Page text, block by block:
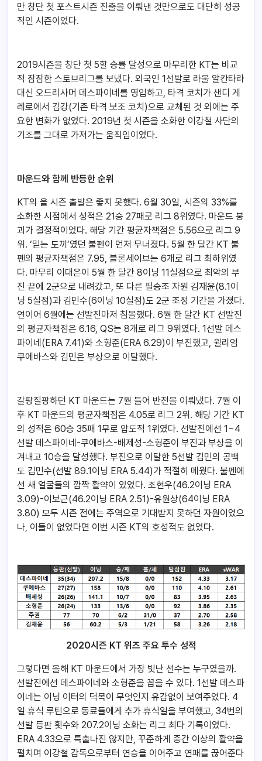
만 창단 첫 포스트시즌 진출을 이뤄낸 것만으로도 대단히 성공
적인 시즌이었다.
2019시즌을 창단 첫 5할 승률 달성으로 마무리한 KT는 비교
적 잠잠한 스토브리그를 보냈다. 외국인 1선발로 라울 알칸타라
대신 오드리사머 데스파이네를 영입하고, 타격 코치가 샌디 게
레로에서 김강(기존 타격 보조 코치)으로 교체된 것 외에는 주
요한 변화가 없었다. 2019년 첫 시즌을 소화한 이강철 사단의
기조를 그대로 가져가는 움직임이었다.
마운드와 함께 반등한 순위
KT의 올 시즌 출발은 좋지 못했다. 6월 30일, 시즌의 33%를
소화한 시점에서 성적은 21승 27패로 리그 8위였다. 마운드 붕
괴가 결정적이었다. 해당 기간 평균자책점은 5.56으로 리그 9
위. ‘믿는 도끼’였던 불펜이 먼저 무너졌다. 5월 한 달간 KT 불
펜의 평균자책점은 7.95, 블론세이브는 6개로 리그 최하위였
다. 마무리 이대은이 5월 한 달간 8이닝 11실점으로 최악의 부
진 끝에 2군으로 내려갔고, 또 다른 필승조 자원 김재윤(8.1이
닝 5실점)과 김민수(6이닝 10실점)도 2군 조정 기간을 가졌다.
연이어 6월에는 선발진마저 침몰했다. 6월 한 달간 KT 선발진
의 평균자책점은 6.16, QS는 8개로 리그 9위였다. 1선발 데스
파이네(ERA 7.41)와 소형준(ERA 6.29)이 부진했고, 윌리엄
쿠에바스와 김민은 부상으로 이탈했다.
갈팡질팡하던 KT 마운드는 7월 들어 반전을 이뤄냈다. 7월 이
후 KT 마운드의 평균자책점은 4.05로 리그 2위. 해당 기간 KT
의 성적은 60승 35패 1무로 압도적 1위였다. 선발진에선 1~4
선발 데스파이네-쿠에바스-배제성-소형준이 부진과 부상을 이
겨내고 10승을 달성했다. 부진으로 이탈한 5선발 김민의 공백
도 김민수(선발 89.1이닝 ERA 5.44)가 적절히 메웠다. 불펜에
선 새 얼굴들의 깜짝 활약이 있었다. 조현우(46.2이닝 ERA
3.09)-이보근(46.2이닝 ERA 2.51)-유원상(64이닝 ERA
3.80) 모두 시즌 전에는 주역으로 기대받지 못하던 자원이었으
나, 이들이 없었다면 이번 시즌 KT의 호성적도 없었다.
2020시즌 KT 위즈 주요 투수 성적
그렇다면 올해 KT 마운드에서 가장 빛난 선수는 누구였을까.
선발진에선 데스파이네와 소형준을 꼽을 수 있다. 1선발 데스파
이네는 이닝 이터의 덕목이 무엇인지 유감없이 보여주었다. 4
일 휴식 루틴으로 동료들에게 추가 휴식일을 부여했고, 34번의
선발 등판 횟수와 207.2이닝 소화는 리그 최다 기록이었다.
ERA 4.33으로 특출나진 않지만, 꾸준하게 중간 이상의 활약을
펼치며 이강철 감독으로부터 연승을 이어주고 연패를 끊어준다